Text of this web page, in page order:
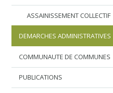
ASSAINISSEMENT COLLECTIF
DEMARCHES ADMINISTRATIVES
COMMUNAUTE DE COMMUNES
PUBLICATIONS